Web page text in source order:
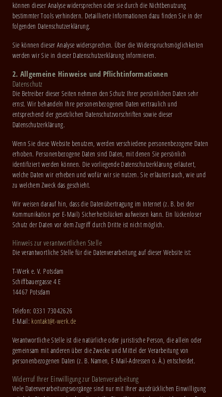
können dieser Analyse widersprechen oder sie durch die Nichtbenutzung
bestimmter Tools verhindern. Detaillierte Informationen dazu finden Sie in der
folgenden Datenschutzerklärung.
Sie können dieser Analyse widersprechen. Über die Widerspruchsmöglichkeiten
werden wir Sie in dieser Datenschutzerklärung informieren.
2. Allgemeine Hinweise und Pflichtinformationen
Datenschutz
Die Betreiber dieser Seiten nehmen den Schutz Ihrer persönlichen Daten sehr
ernst. Wir behandeln Ihre personenbezogenen Daten vertraulich und
entsprechend der gesetzlichen Datenschutzvorschriften sowie dieser
Datenschutzerklärung.
Wenn Sie diese Website benutzen, werden verschiedene personenbezogene Daten
erhoben. Personenbezogene Daten sind Daten, mit denen Sie persönlich
identifiziert werden können. Die vorliegende Datenschutzerklärung erläutert,
welche Daten wir erheben und wofür wir sie nutzen. Sie erläutert auch, wie und
zu welchem Zweck das geschieht.
Wir weisen darauf hin, dass die Datenübertragung im Internet (z. B. bei der
Kommunikation per E-Mail) Sicherheitslücken aufweisen kann. Ein lückenloser
Schutz der Daten vor dem Zugriff durch Dritte ist nicht möglich.
Hinweis zur verantwortlichen Stelle
Die verantwortliche Stelle für die Datenverarbeitung auf dieser Website ist:
T-Werk e. V. Potsdam
Schiffbauergasse 4 E
14467 Potsdam
Telefon: 0331 73042626
E-Mail: kontakt@t-werk.de
Verantwortliche Stelle ist die natürliche oder juristische Person, die allein oder
gemeinsam mit anderen über die Zwecke und Mittel der Verarbeitung von
personenbezogenen Daten (z. B. Namen, E-Mail-Adressen o. Ä.) entscheidet.
Widerruf Ihrer Einwilligung zur Datenverarbeitung
Viele Datenverarbeitungsvorgänge sind nur mit Ihrer ausdrücklichen Einwilligung